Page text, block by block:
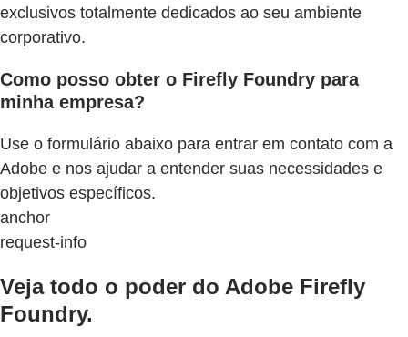
exclusivos totalmente dedicados ao seu ambiente
corporativo.
Como posso obter o Firefly Foundry para
minha empresa?
Use o formulário abaixo para entrar em contato com a
Adobe e nos ajudar a entender suas necessidades e
objetivos específicos.
anchor
request-info
Veja todo o poder do Adobe Firefly
Foundry.